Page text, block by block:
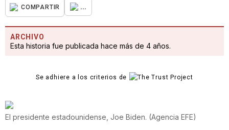
COMPARTIR ...
ARCHIVO
Esta historia fue publicada hace más de 4 años.
Se adhiere a los criterios de
El presidente estadounidense, Joe Biden. (Agencia EFE)